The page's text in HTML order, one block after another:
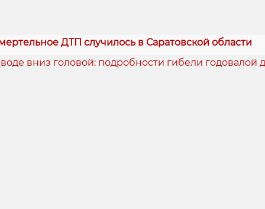
ДТП случилось в Саратовской области